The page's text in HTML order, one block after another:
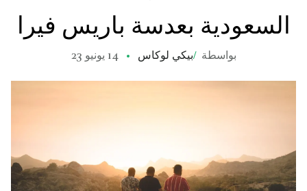
السعودية بعدسة باريس فيرا
بواسطة /بيكي لوكاس 14 يونيو 23